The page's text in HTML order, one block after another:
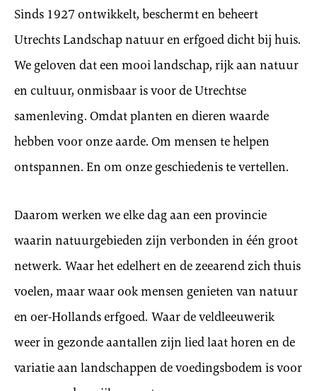
Sinds 1927 ontwikkelt, beschermt en beheert
Utrechts Landschap natuur en erfgoed dicht bij huis.
We geloven dat een mooi landschap, rijk aan natuur
en cultuur, onmisbaar is voor de Utrechtse
samenleving. Omdat planten en dieren waarde
hebben voor onze aarde. Om mensen te helpen
ontspannen. En om onze geschiedenis te vertellen.
Daarom werken we elke dag aan een provincie
waarin natuurgebieden zijn verbonden in één groot
netwerk. Waar het edelhert en de zeearend zich thuis
voelen, maar waar ook mensen genieten van natuur
en oer-Hollands erfgoed. Waar de veldleeuwerik
weer in gezonde aantallen zijn lied laat horen en de
variatie aan landschappen de voedingsbodem is voor